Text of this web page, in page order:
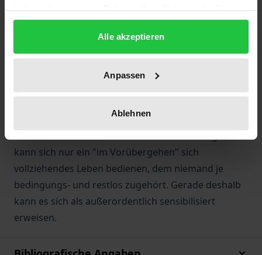
gesammelt haben.
Alle akzeptieren
Anpassen
Ablehnen
Register der Wahrnehmung und des Ausdrucks
stehen zur Verfügung, wenn es dabei stets auch um
die wirkliche Lebbarkeit unseres Lebens in einer
Welt geht, die ihren Namen zumal in politischer
ausgehend bis hin zu Registern der Musik, des
kann sich nur ein "im Vorübergehen" sich
vollziehendes Leben bedienen, dem niemand je
bedingungs- und restlos zugehört. Gerade deshalb
kann es sich als außerordentlich sensibilisiert
erweisen.